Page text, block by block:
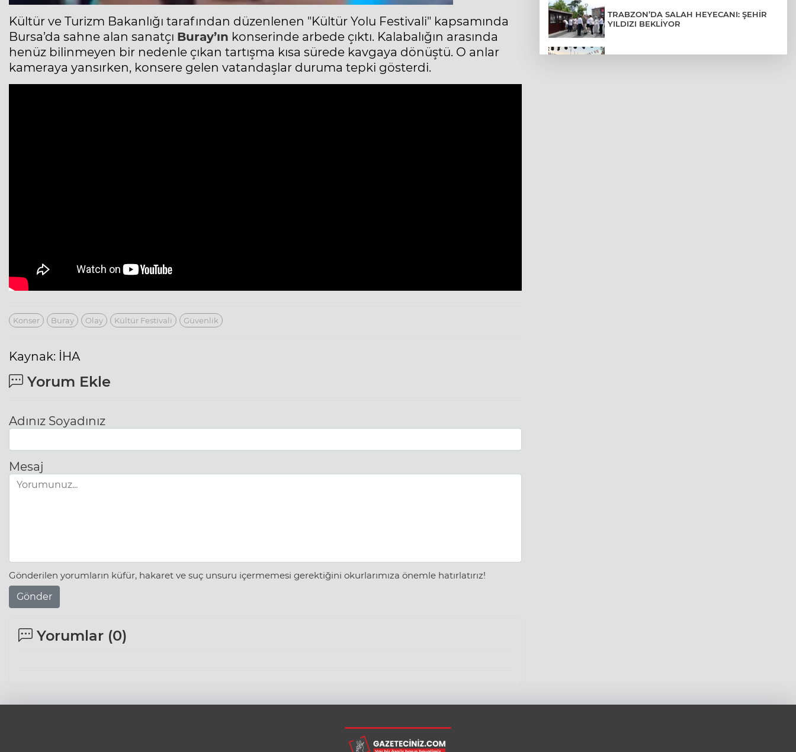
Kültür ve Turizm Bakanlığı tarafından düzenlenen "Kültür Yolu Festivali" kapsamında
Bursa’da sahne alan sanatçı Buray’ın konserinde arbede çıktı. Kalabalığın arasında
henüz bilinmeyen bir nedenle çıkan tartışma kısa sürede kavgaya dönüştü. O anlar
kameraya yansırken, konsere gelen vatandaşlar duruma tepki gösterdi.
Konser Buray Olay Kültür Festivali Güvenlik
Kaynak: İHA
Yorum Ekle
Adınız Soyadınız
Mesaj
Gönderilen yorumların küfür, hakaret ve suç unsuru içermemesi gerektiğini okurlarımıza önemle hatırlatırız!
Gönder
Yorumlar (0)
TRABZON’DA SALAH HEYECANI: ŞEHİR
YILDIZI BEKLİYOR